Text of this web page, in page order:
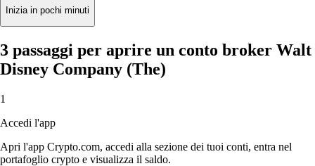
Inizia in pochi minuti
3 passaggi per aprire un conto broker Walt
Disney Company (The)
1
Accedi l'app
Apri l'app Crypto.com, accedi alla sezione dei tuoi conti, entra nel
portafoglio crypto e visualizza il saldo.